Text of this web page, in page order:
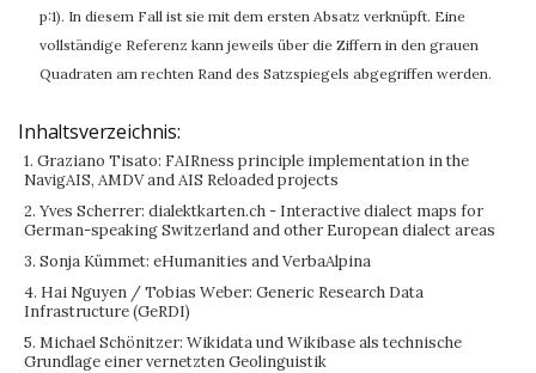
p:1). In diesem Fall ist sie mit dem ersten Absatz verknüpft. Eine
vollständige Referenz kann jeweils über die Ziffern in den grauen
Quadraten am rechten Rand des Satzspiegels abgegriffen werden.
Inhaltsverzeichnis:
1. Graziano Tisato: FAIRness principle implementation in the
NavigAIS, AMDV and AIS Reloaded projects
2. Yves Scherrer: dialektkarten.ch - Interactive dialect maps for
German-speaking Switzerland and other European dialect areas
3. Sonja Kümmet: eHumanities and VerbaAlpina
4. Hai Nguyen / Tobias Weber: Generic Research Data
Infrastructure (GeRDI)
5. Michael Schönitzer: Wikidata und Wikibase als technische
Grundlage einer vernetzten Geolinguistik